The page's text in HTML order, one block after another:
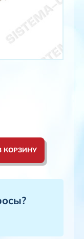
КОРЗИНУ